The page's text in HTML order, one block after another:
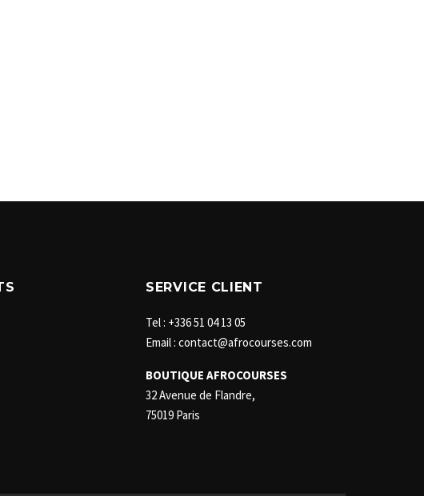
SERVICE CLIENT
Tel : +336 51 04 13 05
Email : contact@afrocourses.com
BOUTIQUE AFROCOURSES
32 Avenue de Flandre,
75019 Paris